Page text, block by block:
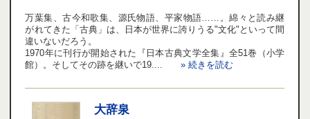
万葉集、古今和歌集、源氏物語、平家物語……。綿々と読み継
がれてきた「古典」は、日本が世界に誇りうる"文化"といって間
違いないだろう。
1970年に刊行が開始された『日本古典文学全集』全51巻（小学
館）。そしてその跡を継いで19....» 続きを読む
大辞泉